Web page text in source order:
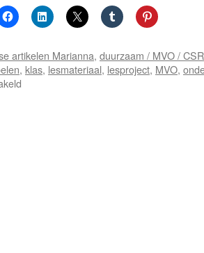
artikelen Marianna, duurzaam / MVO / CSR
, klas, lesmateriaal, lesproject, MVO,